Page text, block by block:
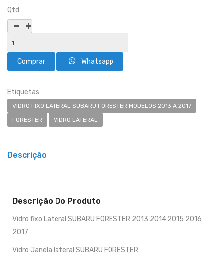
Qtd
Whatsapp
Etiquetas:
VIDRO FIXO LATERAL SUBARU FORESTER MODELOS 2013 A 2017
FORESTER
VIDRO LATERAL
Descrição
Descrição Do Produto
Vidro fixo Lateral SUBARU FORESTER 2013 2014 2015 2016
2017
Vidro Janela lateral SUBARU FORESTER